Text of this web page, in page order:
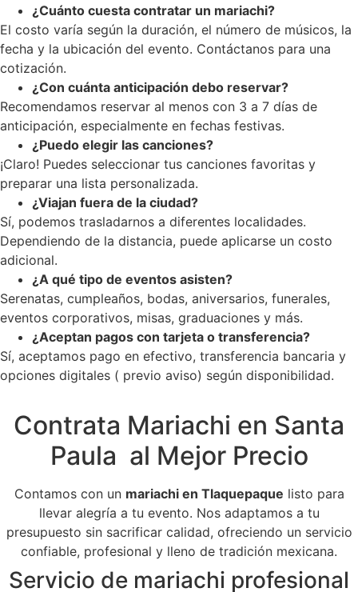
¿Cuánto cuesta contratar un mariachi?
El costo varía según la duración, el número de músicos, la
fecha y la ubicación del evento. Contáctanos para una
cotización.
¿Con cuánta anticipación debo reservar?
Recomendamos reservar al menos con 3 a 7 días de
anticipación, especialmente en fechas festivas.
¿Puedo elegir las canciones?
¡Claro! Puedes seleccionar tus canciones favoritas y
preparar una lista personalizada.
¿Viajan fuera de la ciudad?
Sí, podemos trasladarnos a diferentes localidades.
Dependiendo de la distancia, puede aplicarse un costo
adicional.
¿A qué tipo de eventos asisten?
Serenatas, cumpleaños, bodas, aniversarios, funerales,
eventos corporativos, misas, graduaciones y más.
¿Aceptan pagos con tarjeta o transferencia?
Sí, aceptamos pago en efectivo, transferencia bancaria y
opciones digitales ( previo aviso) según disponibilidad.
Contrata Mariachi en Santa
Paula al Mejor Precio
Contamos con un mariachi en Tlaquepaque listo para
llevar alegría a tu evento. Nos adaptamos a tu
presupuesto sin sacrificar calidad, ofreciendo un servicio
confiable, profesional y lleno de tradición mexicana.
Servicio de mariachi profesional